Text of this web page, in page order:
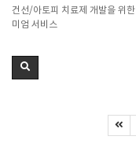
건선/아토피 치료제 개발을 위한
미엄 서비스